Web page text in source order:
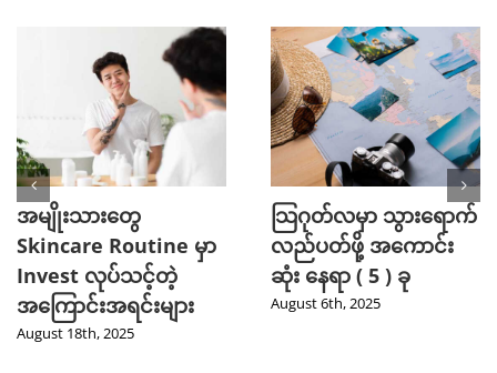
အမျိုးသားတွေ
Skincare Routine မှာ
Invest လုပ်သင့်တဲ့
အကြောင်းအရင်းများ
August 18th, 2025
သြဂုတ်လမှာ သွားရောက်
လည်ပတ်ဖို့ အကောင်း
ဆုံး နေရာ ( 5 ) ခု
August 6th, 2025